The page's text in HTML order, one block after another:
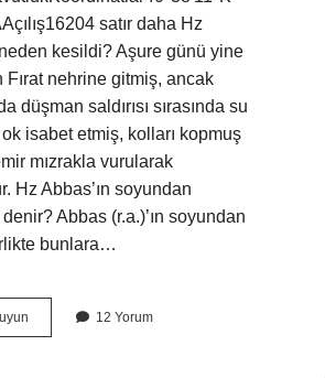
satır daha Hz
kesildi? Aşure günü yine
Fırat nehrine gitmiş, ancak
düşman saldırısı sırasında su
isabet etmiş, kolları kopmuş
mızrakla vurularak
Hz Abbas’ın soyundan
Abbas (r.a.)’ın soyundan
bunlara…
Abbas
12 Yorum